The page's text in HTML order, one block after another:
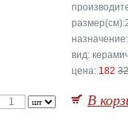
вид:
цена: 182
В